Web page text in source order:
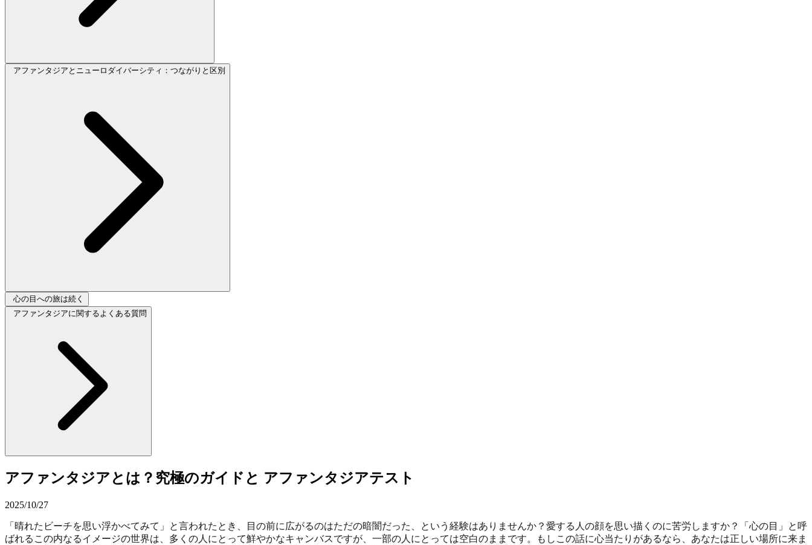
アファンタジアとニューロダイバーシティ：つながりと区別
心の目への旅は続く
アファンタジアに関するよくある質問
アファンタジアとは？究極のガイドと アファンタジアテスト
2025/10/27
「晴れたビーチを思い浮かべてみて」と言われたとき、目の前に広がるのはただの暗闇だった、という経験はありませんか？愛する人の顔を思い描くのに苦労しますか？「心の目」と呼
ばれるこの内なるイメージの世界は、多くの人にとって鮮やかなキャンバスですが、一部の人にとっては空白のままです。もしこの話に心当たりがあるなら、あなたは正しい場所に来ま